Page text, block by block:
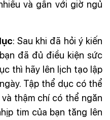
và gần với giờ ngủ
: Sau khi đã hỏi ý kiến
đã đủ điều kiện sức
thì hãy lên lịch tạo lập
Tập thể dục có thể
thậm chí có thể ngăn
tim của bạn tăng lên